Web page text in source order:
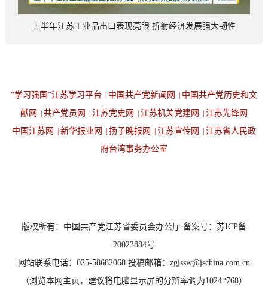
上半年江苏工业品出口表现亮眼 折射经济发展强大韧性
“学习强国”江苏学习平台 中国共产党新闻网
中国共产党历史和文
献网
共产党员网 江苏党史网 江苏机关党建网
江苏先锋网
中国江苏网
新华报业网 扬子晚报网 江苏宣传网
江苏省人民政
府台湾事务办公室
版权所有：中国共产党江苏省委员会办公厅 备案号：苏ICP备
20023884号
网站联系电话：025-58682068 投稿邮箱：zgjssw@jschina.com.cn
（浏览本网主页，建议将电脑显示屏的分辨率调为1024*768）